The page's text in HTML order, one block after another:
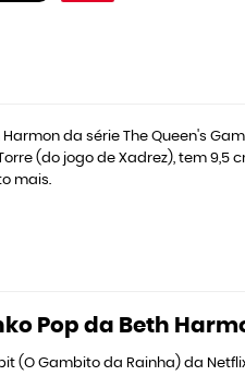
Harmon da série The Queen's
(do jogo de Xadrez), tem
mais.
Pop da Beth
(O Gambito da Rainha) da